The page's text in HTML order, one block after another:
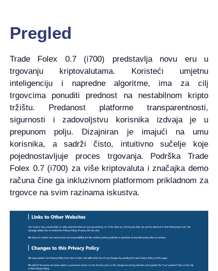
Pregled
Trade Folex 0.7 (i700) predstavlja novu eru u
trgovanju kriptovalutama. Koristeći umjetnu
inteligenciju i napredne algoritme, ima za cilj
trgovcima ponuditi prednost na nestabilnom kripto
tržištu. Predanost platforme transparentnosti,
sigurnosti i zadovoljstvu korisnika izdvaja je u
prepunom polju. Dizajniran je imajući na umu
korisnika, a sadrži čisto, intuitivno sučelje koje
pojednostavljuje proces trgovanja. Podrška Trade
Folex 0.7 (i700) za više kriptovaluta i značajka demo
računa čine ga inkluzivnom platformom prikladnom za
trgovce na svim razinama iskustva.